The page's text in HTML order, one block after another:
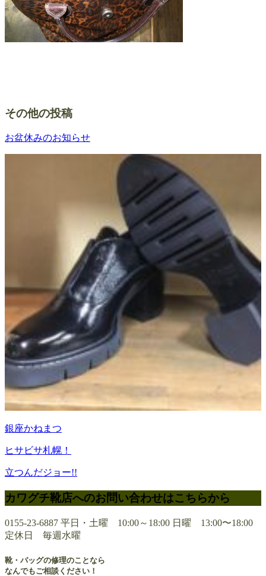
その他の投稿
お盆休みのお知らせ
銀座かねまつ
ヒサビサ札幌！
立つんだジョー!!
カワグチ靴店へのお問い合わせはこちらから
0155-23-6887 平日・土曜 10:00～18:00 日曜 13:00〜18:00
定休日 毎週水曜
靴・バッグの修理のことなら
なんでもご相談ください！